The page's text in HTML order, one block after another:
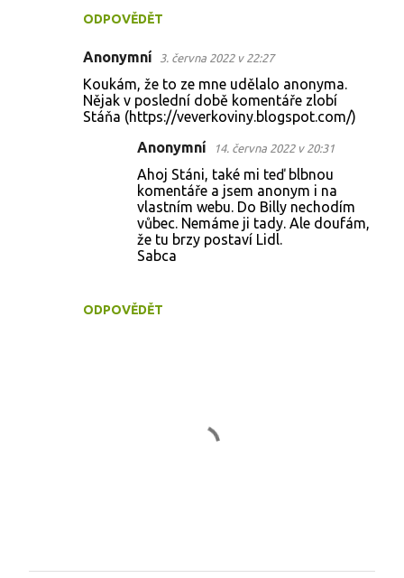
ODPOVĚDĚT
Anonymní 3. června 2022 v 22:27
Koukám, že to ze mne udělalo anonyma.
Nějak v poslední době komentáře zlobí
Stáňa (https://veverkoviny.blogspot.com/)
ODPOVĚDĚT
Anonymní 14. června 2022 v 20:31
Ahoj Stáni, také mi teď blbnou
komentáře a jsem anonym i na
vlastním webu. Do Billy nechodím
vůbec. Nemáme ji tady. Ale doufám,
že tu brzy postaví Lidl.
Sabca